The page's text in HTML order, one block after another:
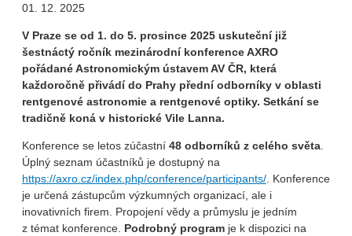
01. 12. 2025
V Praze se od 1. do 5. prosince 2025 uskuteční již
šestnáctý ročník mezinárodní konference AXRO
pořádané Astronomickým ústavem AV ČR, která
každoročně přivádí do Prahy přední odborníky v oblasti
rentgenové astronomie a rentgenové optiky. Setkání se
tradičně koná v historické Vile Lanna.
Konference se letos zúčastní 48 odborníků z celého světa.
Úplný seznam účastníků je dostupný na
https://axro.cz/index.php/conference/participants/. Konference
je určená zástupcům výzkumných organizací, ale i
inovativních firem. Propojení vědy a průmyslu je jedním
z témat konference. Podrobný program je k dispozici na